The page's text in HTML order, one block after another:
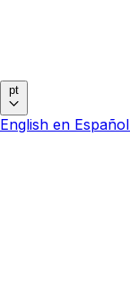
pt
English en Español